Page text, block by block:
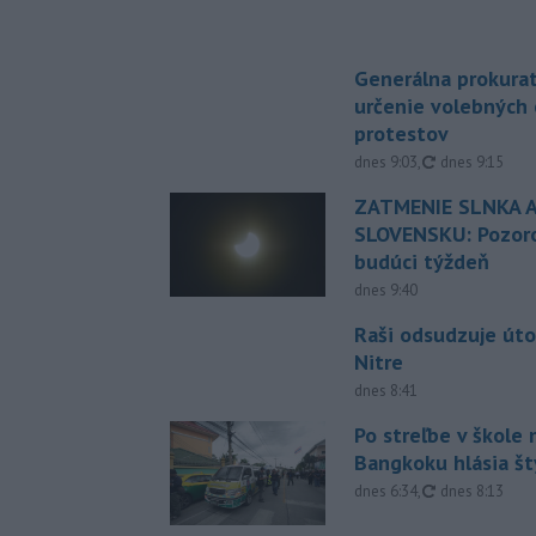
Generálna
určenie volebných
protestov
dnes 9:03, aktualizované
dnes 9:15
ZATMENIE SLNKA
SLOVENSKU:
budúci týždeň
dnes 9:40
Raši odsudzuje
Nitre
dnes 8:41
Po streľbe v škole
Bangkoku hlásia
dnes 6:34, aktualizované
dnes 8:13